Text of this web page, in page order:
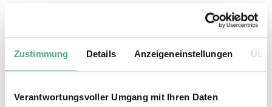
Zustimmung Details Anzeigeneinstellungen
Verantwortungsvoller Umgang mit Ihren Daten
Das könnte Sie auch interessieren